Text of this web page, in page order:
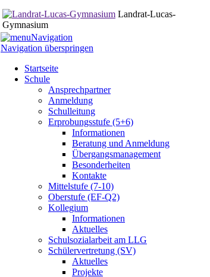
Landrat-Lucas-
Gymnasium
Navigation
Navigation überspringen
Startseite
Schule
Ansprechpartner
Anmeldung
Schulleitung
Erprobungsstufe (5+6)
Informationen
Beratung und Anmeldung
Übergangsmanagement
Besonderheiten
Kontakte
Mittelstufe (7-10)
Oberstufe (EF-Q2)
Kollegium
Informationen
Aktuelles
Schulsozialarbeit am LLG
Schülervertretung (SV)
Aktuelles
Projekte